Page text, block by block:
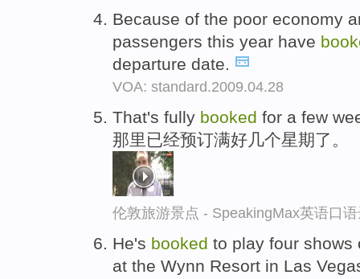
Because of the poor economy
passengers this year have
departure date.
VOA: standard.2009.04.28
That's fully booked for a few
那里已经预订满好几个星期了。
伦敦旅游景点 - SpeakingMax英语口
He's booked to play four shows
at the Wynn Resort in Las